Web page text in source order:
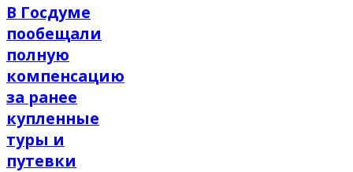
В Госдуме
пообещали
полную
компенсацию
за ранее
купленные
туры и
путевки